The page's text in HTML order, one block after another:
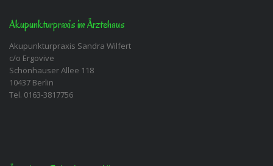
Akupunkturpraxis im Ärztehaus
Akupunkturpraxis Sandra Wilfert
c/o Ergovive
Schönhauser Allee 118
10437 Berlin
Tel. 0163-3817756